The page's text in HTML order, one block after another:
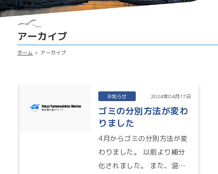
アーカイブ
ホーム アーカイブ
お知らせ 2024年04月17日
ゴミの分別方法が変わ
りました
4月からゴミの分別方法が変
わりました。 以前より細分
化されました。 また、混載